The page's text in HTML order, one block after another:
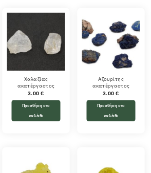
Χαλαζίας
ακατέργαστος
3.00 €
Προσθήκη στο
καλάθι
Αζουρίτης
ακατέργαστος
3.00 €
Προσθήκη στο
καλάθι